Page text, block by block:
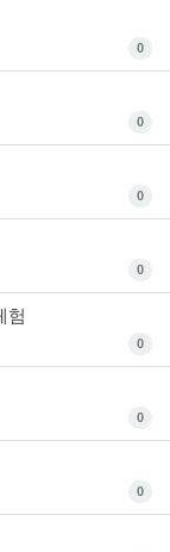
0
0
0
0
험
0
0
0